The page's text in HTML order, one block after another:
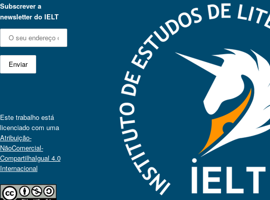
Subscrever a
newsletter do IELT
Este trabalho está
licenciado com uma
Atribuição-
NãoComercial-
CompartilhaIgual 4.0
Internacional